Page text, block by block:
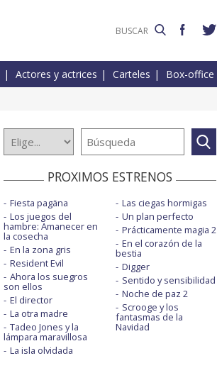
Actores y actrices Carteles Box-office
PROXIMOS ESTRENOS
Fiesta pagäna
Los juegos del
hambre: Amanecer en
la cosecha
En la zona gris
Resident Evil
Ahora los suegros
son ellos
El director
La otra madre
Tadeo Jones y la
lámpara maravillosa
La isla olvidada
Las ciegas hormigas
Un plan perfecto
Prácticamente magia 2
En el corazón de la
bestia
Digger
Sentido y sensibilidad
Noche de paz 2
Scrooge y los
fantasmas de la
Navidad